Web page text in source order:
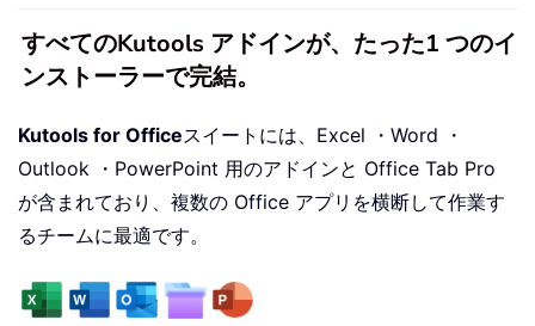
すべてのKutools アドインが、たった1 つのイ
ンストーラーで完結。
Kutools for Officeスイートには、Excel ・Word ・
Outlook ・PowerPoint 用のアドインと Office Tab Pro
が含まれており、複数の Office アプリを横断して作業す
るチームに最適です。